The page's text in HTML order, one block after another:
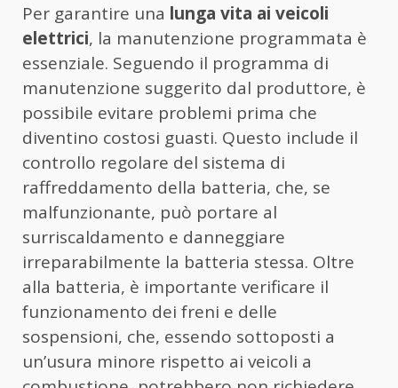
Per garantire una lunga vita ai veicoli
elettrici, la manutenzione programmata è
essenziale. Seguendo il programma di
manutenzione suggerito dal produttore, è
possibile evitare problemi prima che
diventino costosi guasti. Questo include il
controllo regolare del sistema di
raffreddamento della batteria, che, se
malfunzionante, può portare al
surriscaldamento e danneggiare
irreparabilmente la batteria stessa. Oltre
alla batteria, è importante verificare il
funzionamento dei freni e delle
sospensioni, che, essendo sottoposti a
un’usura minore rispetto ai veicoli a